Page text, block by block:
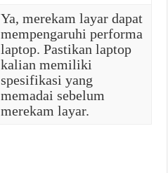
Ya, merekam layar dapat
mempengaruhi performa
laptop. Pastikan laptop
kalian memiliki
spesifikasi yang
memadai sebelum
merekam layar.